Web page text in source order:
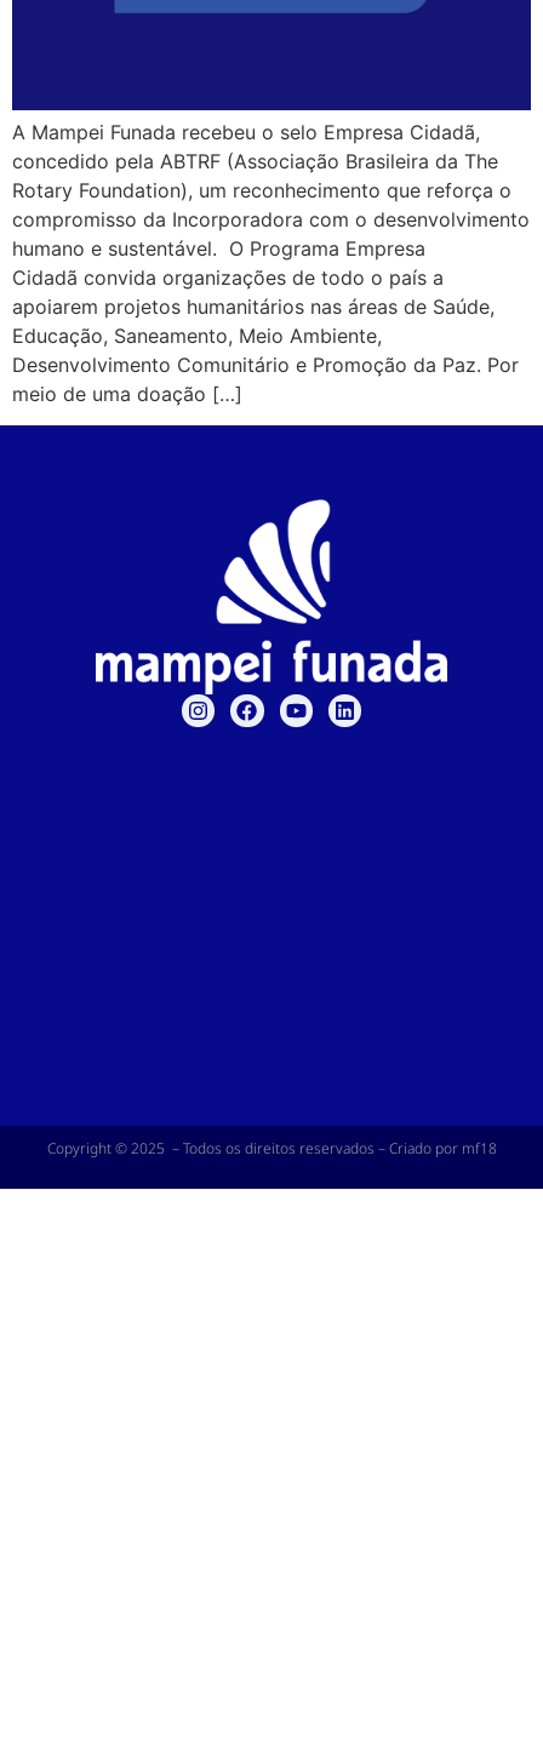
A Mampei Funada recebeu o selo Empresa Cidadã,
concedido pela ABTRF (Associação Brasileira da The
Rotary Foundation), um reconhecimento que reforça o
compromisso da Incorporadora com o desenvolvimento
humano e sustentável. O Programa Empresa
Cidadã convida organizações de todo o país a
apoiarem projetos humanitários nas áreas de Saúde,
Educação, Saneamento, Meio Ambiente,
Desenvolvimento Comunitário e Promoção da Paz. Por
meio de uma doação […]
Copyright © 2025 – Todos os direitos reservados – Criado por mf18